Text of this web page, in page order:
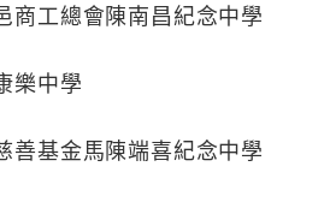
商工總會陳南昌紀念中學
樂中學
善基金馬陳端喜紀念中學